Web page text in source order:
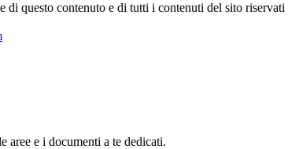
questo contenuto e di tutti i contenuti del sito
aree e i documenti a te dedicati.